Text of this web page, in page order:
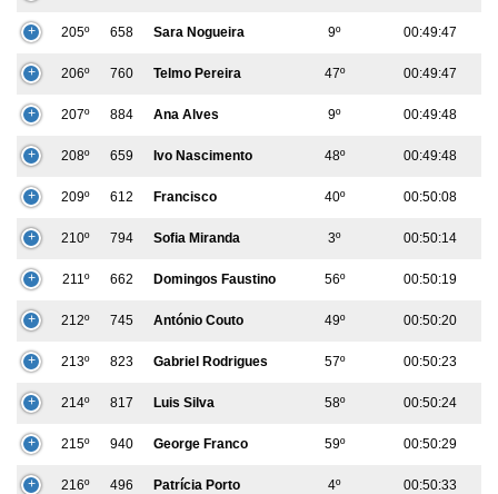
205º 658 Sara Nogueira 9º 00:49:47
206º 760 Telmo Pereira 47º 00:49:47
207º 884 Ana Alves 9º 00:49:48
208º 659 Ivo Nascimento 48º 00:49:48
209º 612 Francisco 40º 00:50:08
210º 794 Sofia Miranda 3º 00:50:14
211º 662 Domingos Faustino 56º 00:50:19
212º 745 António Couto 49º 00:50:20
213º 823 Gabriel Rodrigues 57º 00:50:23
214º 817 Luis Silva 58º 00:50:24
215º 940 George Franco 59º 00:50:29
216º 496 Patrícia Porto 4º 00:50:33